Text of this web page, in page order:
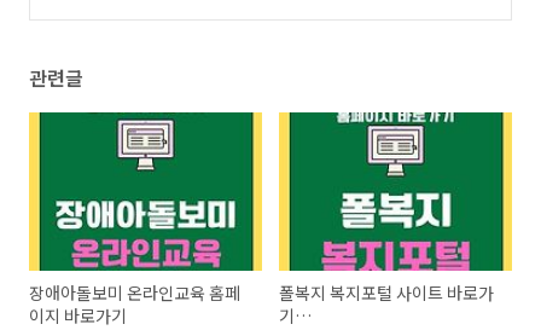
관련글
장애아돌보미 온라인교육 홈페
이지 바로가기
폴복지 복지포털 사이트 바로가
기